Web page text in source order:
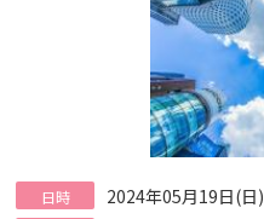
日時 2024年05月19日(日)